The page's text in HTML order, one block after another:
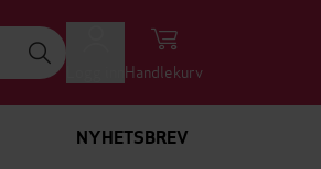
Handlekurv
NYHETSBREV